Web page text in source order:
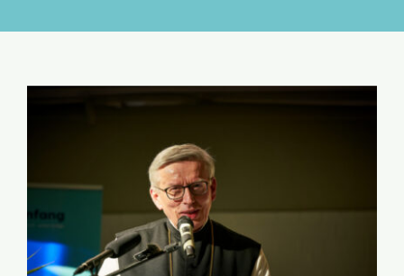
Aktion